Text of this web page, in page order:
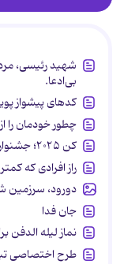
شهید رئیسی،
بی‌ادعا.
کدهای پیشواز
چطور خودمان را از نظر ذهنی
کن ۲۰۲۵؛ جشنواره‌ای علیه خانواده
راز افرادی که
دورود،
جان فدا
نماز لیله
طرح اختصاصی